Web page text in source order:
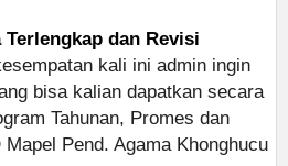
dan Revisi
kali ini admin ingin
bisa kalian dapatkan secara
Tahunan, Promes dan
Pend. Agama Khonghucu